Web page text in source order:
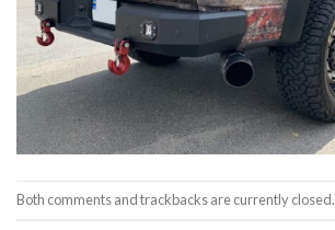
Both comments and trackbacks are currently closed.